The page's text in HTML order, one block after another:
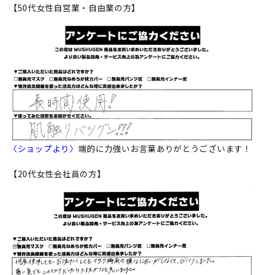
【50代女性自営業・自由業の方】
〈ショップより〉 端的に力強いお言葉ありがとうございます！
【20代女性会社員の方】